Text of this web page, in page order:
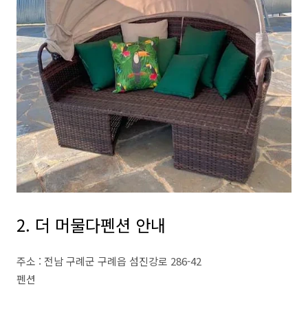
2. 더 머물다펜션 안내
주소 : 전남 구례군 구례읍 섬진강로 286-42
펜션